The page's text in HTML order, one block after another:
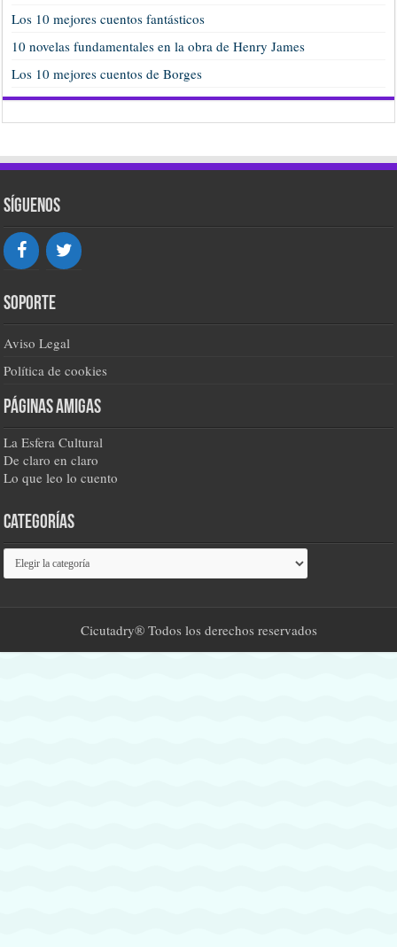
Los 10 mejores cuentos fantásticos
10 novelas fundamentales en la obra de Henry James
Los 10 mejores cuentos de Borges
Síguenos
Soporte
Aviso Legal
Política de cookies
Páginas amigas
La Esfera Cultural
De claro en claro
Lo que leo lo cuento
Categorías
Categorías
Cicutadry® Todos los derechos reservados